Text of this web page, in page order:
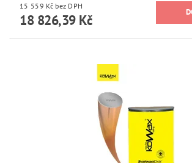
15 559 Kč bez DPH
18 826,39 Kč